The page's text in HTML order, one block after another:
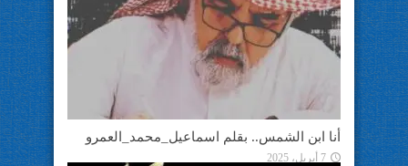
أنا ابن الشمس.. بقلم اسماعيل_محمد_العمرو
7 أبريل، 2025